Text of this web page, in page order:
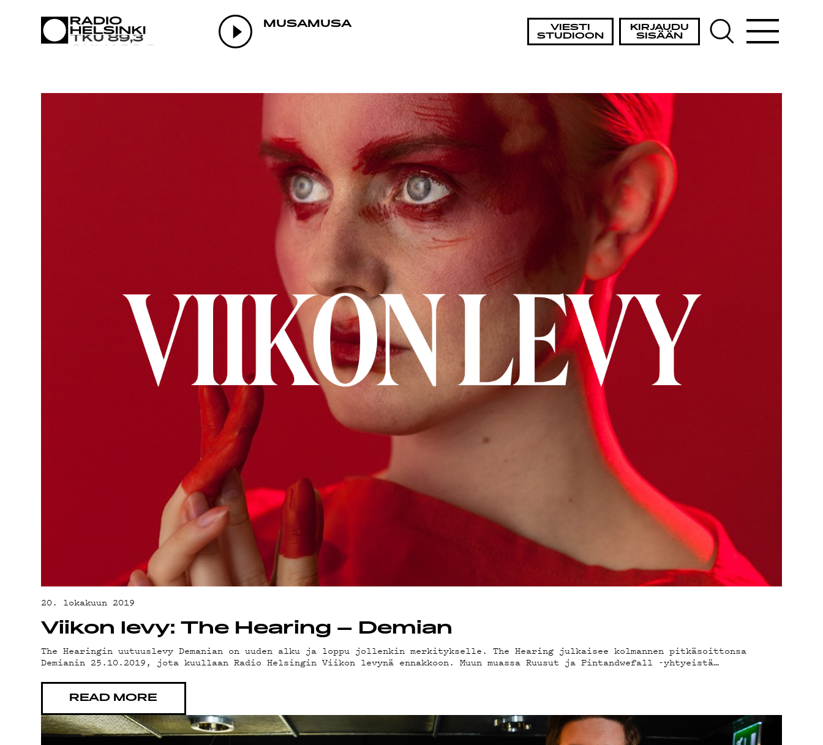
VIESTI
STUDIOON
KIRJAUDU
SISÄÄN
MUSAMUSA
AJANKOHTAISTA
OHJELMAT
TEKIJÄT
ON-DEMAND
PODCAST
MAINOSTA
YHTEYSTIEDOT
G LIVELAB
20. lokakuun 2019
Viikon levy: The Hearing – Demian
The Hearingin uutuuslevy Demanian on uuden alku ja loppu jollenkin merkitykselle. The Hearing julkaisee kolmannen pitkäsoittonsa
Demianin 25.10.2019, jota kuullaan Radio Helsingin Viikon levynä ennakkoon. Muun muassa Ruusut ja Pintandwefall -yhtyeistä…
READ MORE